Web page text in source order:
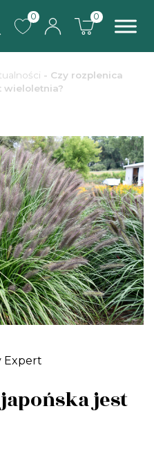
0 0
- Czy rozplenica
wieloletnia?
Expert
jest